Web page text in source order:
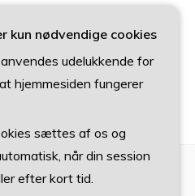
kun nødvendige cookies
udelukkende for
hjemmesiden fungerer
sættes af os og
når din session
efter kort tid.